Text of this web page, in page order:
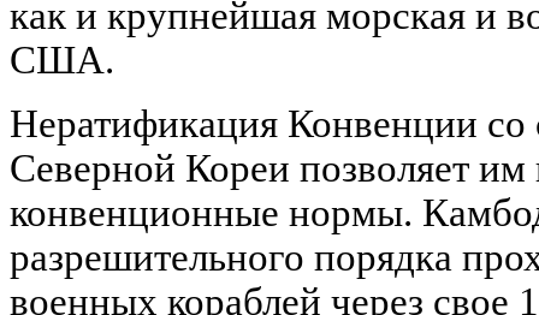
как и крупнейшая морская и
США.
Нератификация Конвенции
Северной Кореи позволяет
конвенционные нормы.
разрешительного порядка
военных кораблей через свое